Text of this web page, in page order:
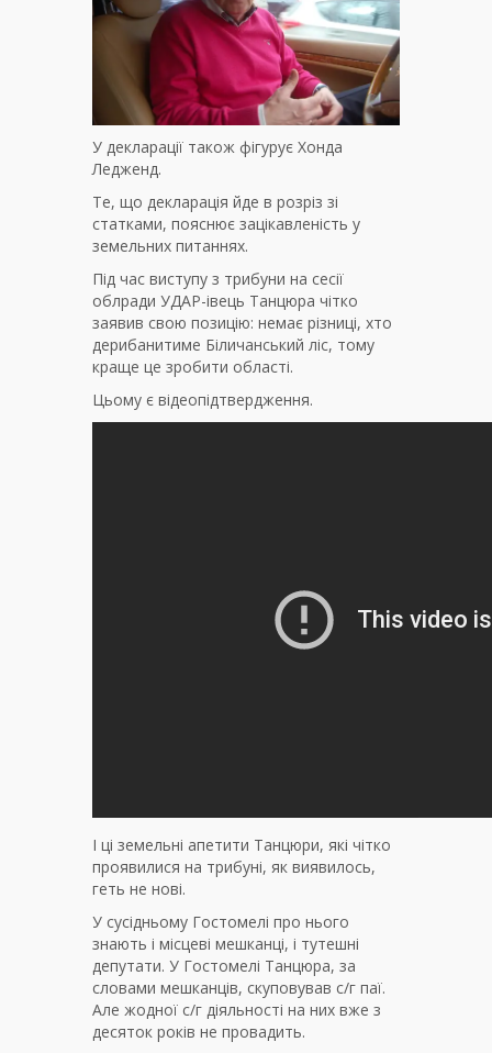
У декларації також фігурує Хонда
Ледженд.
Те, що декларація йде в розріз зі
статками, пояснює зацікавленість у
земельних питаннях.
Під час виступу з трибуни на сесії
облради УДАР-івець Танцюра чітко
заявив свою позицію: немає різниці, хто
дерибанитиме Біличанський ліс, тому
краще це зробити області.
Цьому є відеопідтвердження.
І ці земельні апетити Танцюри, які чітко
проявилися на трибуні, як виявилось,
геть не нові.
У сусідньому Гостомелі про нього
знають і місцеві мешканці, і тутешні
депутати. У Гостомелі Танцюра, за
словами мешканців, скуповував с/г паї.
Але жодної с/г діяльності на них вже з
десяток років не провадить.